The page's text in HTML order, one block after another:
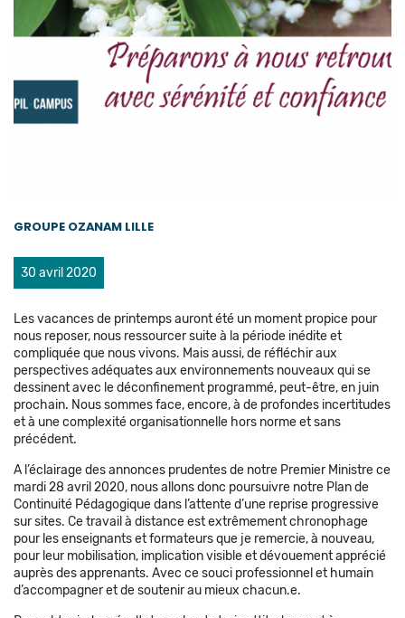
GROUPE OZANAM LILLE
30 avril 2020
Les vacances de printemps auront été un moment propice pour
nous reposer, nous ressourcer suite à la période inédite et
compliquée que nous vivons. Mais aussi, de réfléchir aux
perspectives adéquates aux environnements nouveaux qui se
dessinent avec le déconfinement programmé, peut-être, en juin
prochain. Nous sommes face, encore, à de profondes incertitudes
et à une complexité organisationnelle hors norme et sans
précédent.
A l’éclairage des annonces prudentes de notre Premier Ministre ce
mardi 28 avril 2020, nous allons donc poursuivre notre Plan de
Continuité Pédagogique dans l’attente d’une reprise progressive
sur sites. Ce travail à distance est extrêmement chronophage
pour les enseignants et formateurs que je remercie, à nouveau,
pour leur mobilisation, implication visible et dévouement apprécié
auprès des apprenants. Avec ce souci professionnel et humain
d’accompagner et de soutenir au mieux chacun.e.